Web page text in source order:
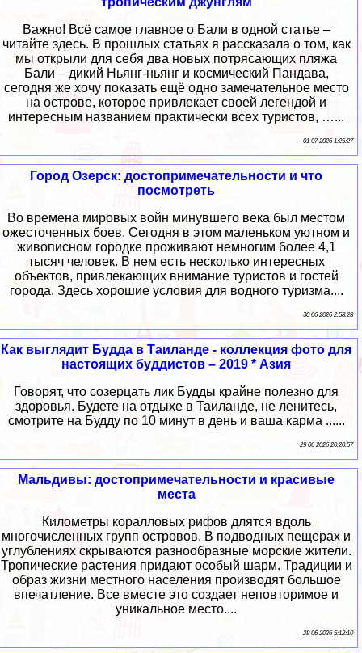
Важно! Всё самое главное о Бали в одной статье –
читайте здесь. В прошлых статьях я рассказала о том, как
мы открыли для себя два новых потрясающих пляжа
Бали – дикий Ньянг-ньянг и космический Пандава,
сегодня же хочу показать ещё одно замечательное место
на острове, которое привлекает своей легендой и
интересным названием практически всех туристов, …...
01 07 2026 1:25:27
Город Озерск: достопримечательности и что
посмотреть
Во времена мировых войн минувшего века был местом
ожесточенных боев. Сегодня в этом маленьком уютном и
живописном городке проживают немногим более 4,1
тысяч человек. В нем есть несколько интересных
объектов, привлекающих внимание туристов и гостей
города. Здесь хорошие условия для водного туризма....
30 06 2026 2:58:28
Как выглядит Будда в Таиланде - коллекция фото для
настоящих буддистов – 2019 * Азия
Говорят, что созерцать лик Будды крайне полезно для
здоровья. Будете на отдыхе в Таиланде, не ленитесь,
смотрите на Будду по 10 минут в день и ваша карма ......
29 06 2026 20:20:57
Мальдивы: достопримечательности и красивые
места
Километры коралловых рифов длятся вдоль
многочисленных групп островов. В подводных пещерах и
углублениях скрываются разнообразные морские жители.
Тропические растения придают особый шарм. Традиции и
образ жизни местного населения производят большое
впечатление. Все вместе это создает неповторимое и
уникальное место....
28 06 2026 5:12:10